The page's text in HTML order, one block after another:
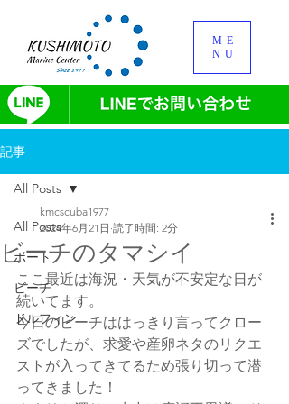
ME
NU
記事
All Posts
ボート
ビーチ
ドルフィン
All Posts
ビーチのタマシイ
kmcscuba1977
2024年6月21日 読了時間: 2分
ここ最近は海況・天気が不安定な日が
続いてます。
今日のビーチははっきり言ってクロー
ズでしたが、求愛や産卵ネタのリクエ
ストが入ってきてるため張り切って潜
ってきました！